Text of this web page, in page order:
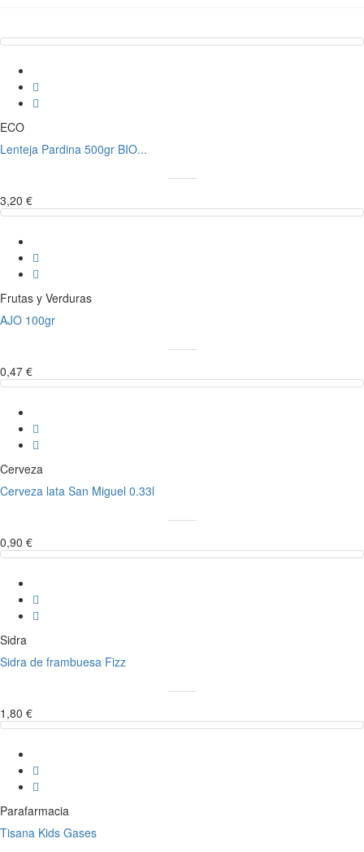
ECO
Lenteja Pardina 500gr BIO...
3,20 €
Frutas y Verduras
AJO 100gr
0,47 €
Cerveza
Cerveza lata San Miguel 0.33l
0,90 €
Sidra
Sidra de frambuesa Fizz
1,80 €
Parafarmacia
Tisana Kids Gases